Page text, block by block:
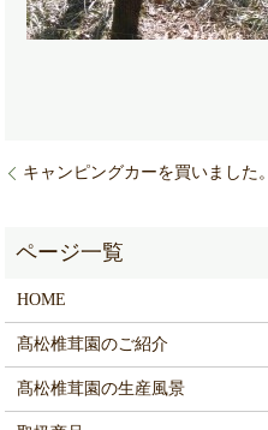
キャンピングカーを買いました。
HOME
髙松椎茸園のご紹介
髙松椎茸園の生産風景